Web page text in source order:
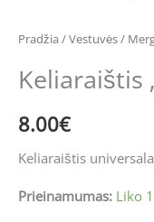
Pradžia /Vestuvės/
Keliaraištis
8.00€
Keliaraištis
Prieinamumas: Liko 1
Keliaraištis